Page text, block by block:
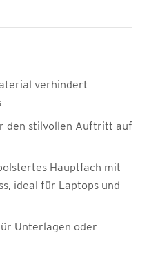
verhindert
den stilvollen Auftritt auf
Hauptfach mit
ideal für Laptops und
Unterlagen oder